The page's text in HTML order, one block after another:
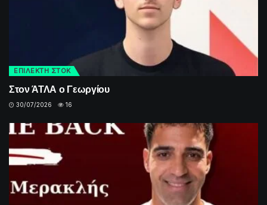
ΕΠΙΛΕΚΤΗ ΣΤΟΚ
Στον ΆΤΛΑ ο Γεωργίου
30/07/2026 16